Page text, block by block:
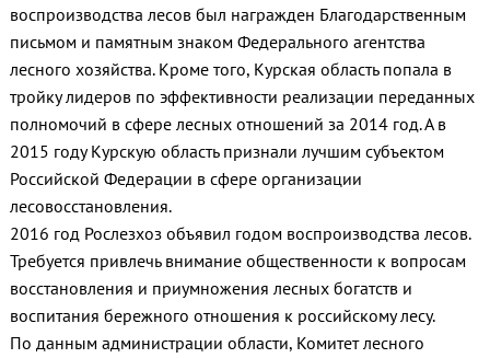
воспроизводства лесов был награжден Благодарственным
письмом и памятным знаком Федерального агентства
лесного хозяйства. Кроме того, Курская область попала в
тройку лидеров по эффективности реализации переданных
полномочий в сфере лесных отношений за 2014 год. А в
2015 году Курскую область признали лучшим субъектом
Российской Федерации в сфере организации
лесовосстановления.
2016 год Рослезхоз объявил годом воспроизводства лесов.
Требуется привлечь внимание общественности к вопросам
восстановления и приумножения лесных богатств и
воспитания бережного отношения к российскому лесу.
По данным администрации области, Комитет лесного